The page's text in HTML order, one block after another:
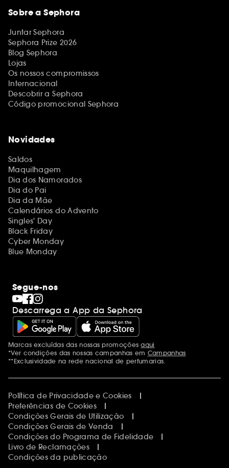
Sobre a Sephora
Juntar Sephora
Sephora Prize 2026
Blog Sephora
Lojas
Os nossos compromissos
Internacional
Descobrir a Sephora
Código promocional Sephora
Novidades
Saldos
Maquilhagem
Dia dos Namorados
Dia do Pai
Dia da Mãe
Calendários do Advento
Singles' Day
Black Friday
Cyber Monday
Blue Monday
Segue-nos
Descarrega a App da Sephora
Menções adicionais
Marcas excluídas das nossas promoçõesaqui
*Ver condições das nossas campanhas em Campanhas
**Exclusividade na rede nacional de perfumarias.
Política de Privacidade e Cookies
Preferências de Cookies
Condições Gerais de Utilização
Condições Gerais de Venda
Condições do Programa de Fidelidade
Livro de Reclamações
Condições da publicação